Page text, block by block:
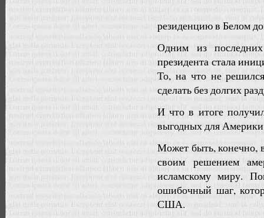
резиденцию в Белом
Одним из последних
президента стала
То, на что не
сделать без долгих
И что в итоге
выгодных для Америки
Может быть, конечно,
своим решением
исламскому миру.
ошибочный шаг,
США.